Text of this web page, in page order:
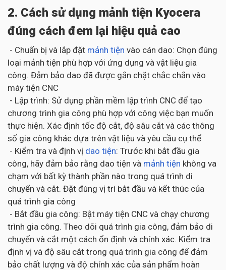
2. Cách sử dụng mảnh tiện Kyocera
đúng cách đem lại hiệu quả cao
- Chuẩn bị và lắp đặt mảnh tiện vào cán dao: Chọn đúng
loại mảnh tiện phù hợp với ứng dụng và vật liệu gia
công. Đảm bảo dao đã được gắn chặt chắc chắn vào
máy tiện CNC
- Lập trình: Sử dụng phần mềm lập trình CNC để tạo
chương trình gia công phù hợp với công việc bạn muốn
thực hiện. Xác định tốc độ cắt, độ sâu cắt và các thông
số gia công khác dựa trên vật liệu và yêu cầu cụ thể
- Kiểm tra và định vị dao tiện: Trước khi bắt đầu gia
công, hãy đảm bảo rằng dao tiện và mảnh tiện không va
chạm với bất kỳ thành phần nào trong quá trình di
chuyển và cắt. Đặt đúng vị trí bắt đầu và kết thúc của
quá trình gia công
- Bắt đầu gia công: Bật máy tiện CNC và chạy chương
trình gia công. Theo dõi quá trình gia công, đảm bảo di
chuyển và cắt một cách ổn định và chính xác. Kiểm tra
định vị và độ sâu cắt trong quá trình gia công để đảm
bảo chất lượng và độ chính xác của sản phẩm hoàn